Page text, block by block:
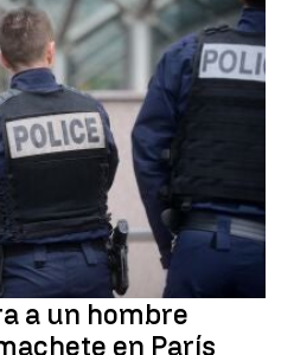
a un hombre
en París